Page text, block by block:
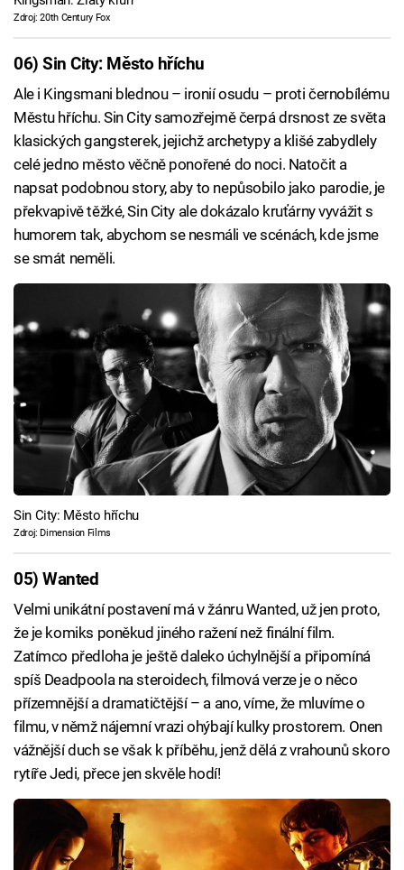
Zdroj: 20th Century Fox
06) Sin City: Město hříchu
Ale i Kingsmani blednou – ironií osudu – proti černobílému
Městu hříchu. Sin City samozřejmě čerpá drsnost ze světa
klasických gangsterek, jejichž archetypy a klišé zabydlely
celé jedno město věčně ponořené do noci. Natočit a
napsat podobnou story, aby to nepůsobilo jako parodie, je
překvapivě těžké, Sin City ale dokázalo kruťárny vyvážit s
humorem tak, abychom se nesmáli ve scénách, kde jsme
se smát neměli.
Sin City: Město hříchu
Zdroj: Dimension Films
05) Wanted
Velmi unikátní postavení má v žánru Wanted, už jen proto,
že je komiks poněkud jiného ražení než finální film.
Zatímco předloha je ještě daleko úchylnější a připomíná
spíš Deadpoola na steroidech, filmová verze je o něco
přízemnější a dramatičtější – a ano, víme, že mluvíme o
filmu, v němž nájemní vrazi ohýbají kulky prostorem. Onen
vážnější duch se však k příběhu, jenž dělá z vrahounů skoro
rytíře Jedi, přece jen skvěle hodí!